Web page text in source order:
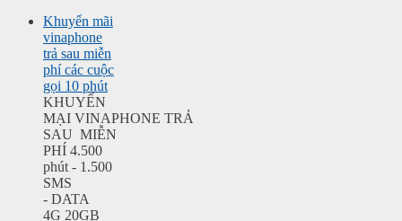
Khuyến mãi
vinaphone
trả sau miễn
phí các cuộc
gọi 10 phút
KHUYẾN
MẠI VINAPHONE TRẢ
SAU MIỄN
PHÍ 4.500
phút - 1.500
SMS
- DATA
4G 20GB